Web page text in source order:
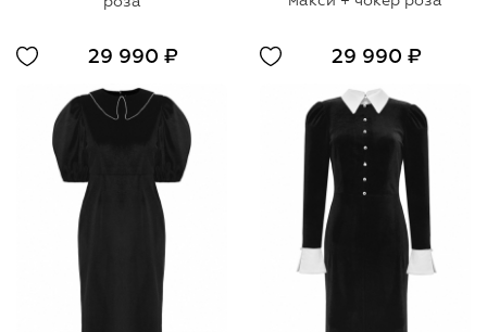
29 990 ₽ 29 990 ₽